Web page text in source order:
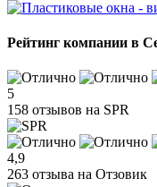
Рейтинг компании в
5
158 отзывов на SPR
4,9
263 отзыва на Отзовик